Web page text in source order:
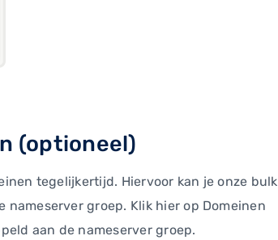
(optioneel)
tegelijkertijd. Hiervoor kan je onze bulk
groep. Klik hier op Domeinen
aan de nameserver groep.